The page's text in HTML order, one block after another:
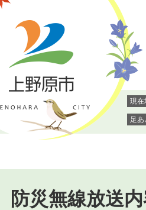
現在
足あ
防災無線放送